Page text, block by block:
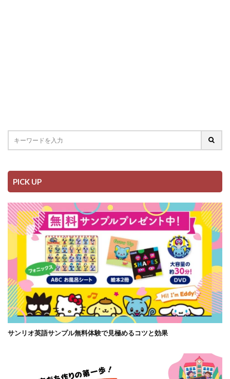
PICK UP
サンリオ英語サンプル無料体験で見極めるコツと効果